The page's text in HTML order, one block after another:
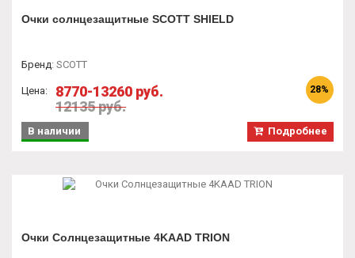
Очки солнцезащитные SCOTT SHIELD
Бренд: SCOTT
Цена:
8770-13260 руб.
12135 руб.
28%
Подробнее
В наличии
Очки Солнцезащитные 4KAAD TRION